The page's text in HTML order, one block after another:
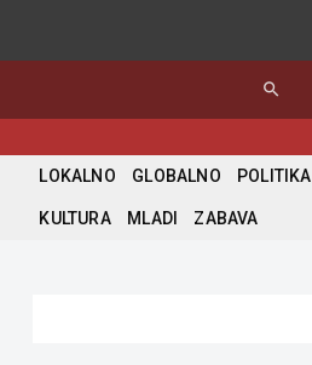
search
LOKALNO GLOBALNO POLITIKA
KULTURA MLADI ZABAVA